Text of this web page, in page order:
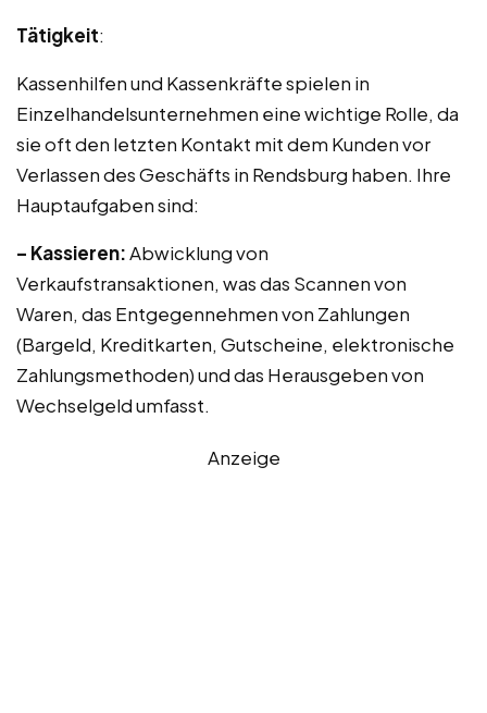
Tätigkeit:
Kassenhilfen und Kassenkräfte spielen in
Einzelhandelsunternehmen eine wichtige Rolle, da
sie oft den letzten Kontakt mit dem Kunden vor
Verlassen des Geschäfts in Rendsburg haben. Ihre
Hauptaufgaben sind:
– Kassieren:Abwicklung von
Verkaufstransaktionen, was das Scannen von
Waren, das Entgegennehmen von Zahlungen
(Bargeld, Kreditkarten, Gutscheine, elektronische
Zahlungsmethoden) und das Herausgeben von
Wechselgeld umfasst.
Anzeige